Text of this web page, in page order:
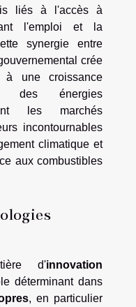
liés à l'accès à
l'emploi et la
synergie entre
crée
à une croissance
des énergies
les marchés
incontournables
climatique et
aux combustibles
d'innovation
déterminant dans
, en particulier